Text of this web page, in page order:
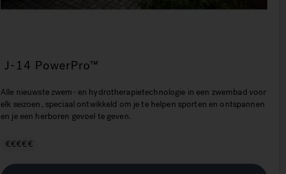
J-14 PowerPro™
Alle nieuwste zwem- en hydrotherapietechnologie in een zwembad voor
elk seizoen, speciaal ontwikkeld om je te helpen sporten en ontspannen
en je een herboren gevoel te geven.
€€€€€